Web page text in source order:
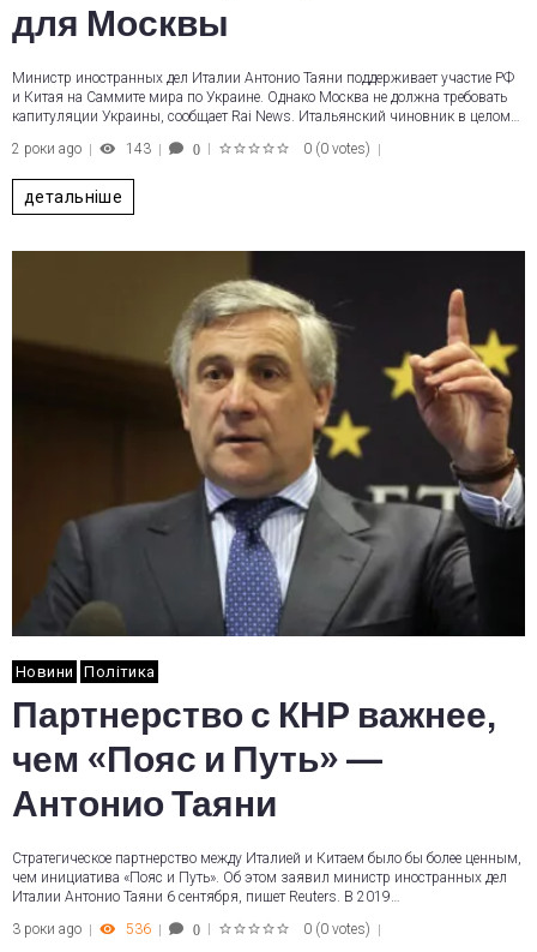
для Москвы
Министр иностранных дел Италии Антонио Таяни поддерживает участие РФ
и Китая на Саммите мира по Украине. Однако Москва не должна требовать
капитуляции Украины, сообщает Rai News. Итальянский чиновник в целом…
2 роки ago
143 0 0 (0 votes)
детальніше
Новини Політика
Партнерство с КНР важнее,
чем «Пояс и Путь» —
Антонио Таяни
Стратегическое партнерство между Италией и Китаем было бы более ценным,
чем инициатива «Пояс и Путь». Об этом заявил министр иностранных дел
Италии Антонио Таяни 6 сентября, пишет Reuters. В 2019…
3 роки ago
536 0 0 (0 votes)